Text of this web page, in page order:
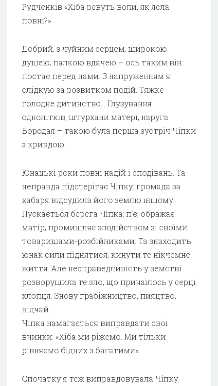
Рудченків «Хіба ревуть воли, як ясла
повні?».
Добрий, з чуйним серцем, широкою
душею, палкою вдачею – ось таким він
постає перед нами. З напруженням я
слідкую за розвитком подій. Тяжке
голодне дитинство… Глузування
однолітків, штурхани матері, наруга
Бородая – такою була перша зустріч Чіпки
з кривдою.
Юнацькі роки повні надій і сподівань. Та
неправда підстерігає Чіпку: громада за
хабаря відсудила його землю іншому.
Пускається берега Чіпка: п’є, ображає
матір, промишляє злодійством зі своїми
товаришами-розбійниками. Та знаходить
юнак сили піднятися, кинути те нікчемне
життя. Але несправедливість у земстві
розворушила те зло, що причаїлось у серці
хлопця. Знову грабіжництво, пияцтво,
відчай.
Чіпка намагається виправдати свої
вчинки: «Хіба ми ріжемо. Ми тільки
рівняємо бідних з багатими».
Спочатку я теж виправдовувала Чіпку.